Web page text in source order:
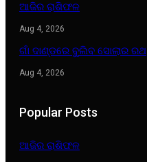
ଆଜିର ରାଶିଫଳ
Aug 4, 2026
ଗାଁ ଦାଣ୍ଡରେ ବୁଲିବ ସୋଲାର ରଥ
Aug 4, 2026
Popular Posts
ଆଜିର ରାଶିଫଳ